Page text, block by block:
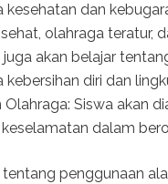
dan
olahraga teratur,
akan belajar
diri dan
Siswa akan
dalam
tentang penggunaan